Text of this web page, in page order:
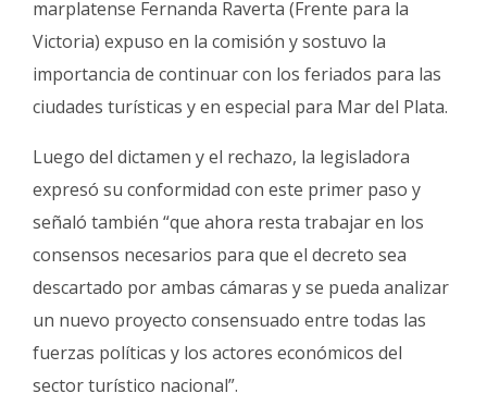
marplatense Fernanda Raverta (Frente para la
Victoria) expuso en la comisión y sostuvo la
importancia de continuar con los feriados para las
ciudades turísticas y en especial para Mar del Plata.
Luego del dictamen y el rechazo, la legisladora
expresó su conformidad con este primer paso y
señaló también “que ahora resta trabajar en los
consensos necesarios para que el decreto sea
descartado por ambas cámaras y se pueda analizar
un nuevo proyecto consensuado entre todas las
fuerzas políticas y los actores económicos del
sector turístico nacional”.